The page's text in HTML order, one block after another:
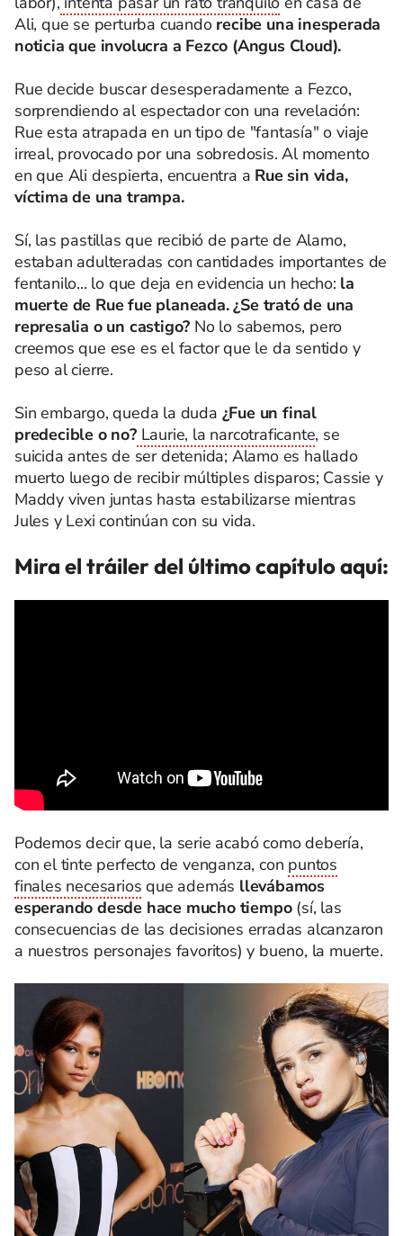
Ali, que se perturba cuando recibe una inesperada
noticia que involucra a Fezco (Angus Cloud).
Rue decide buscar desesperadamente a Fezco,
sorprendiendo al espectador con una revelación:
Rue esta atrapada en un tipo de "fantasía" o viaje
irreal, provocado por una sobredosis. Al momento
en que Ali despierta, encuentra a Rue sin vida,
víctima de una trampa.
Sí, las pastillas que recibió de parte de Alamo,
estaban adulteradas con cantidades importantes de
fentanilo... lo que deja en evidencia un hecho: la
muerte de Rue fue planeada. ¿Se trató de una
represalia o un castigo? No lo sabemos, pero
creemos que ese es el factor que le da sentido y
peso al cierre.
Sin embargo, queda la duda ¿Fue un final
predecible o no? Laurie, la narcotraficante, se
suicida antes de ser detenida; Alamo es hallado
muerto luego de recibir múltiples disparos; Cassie y
Maddy viven juntas hasta estabilizarse mientras
Jules y Lexi continúan con su vida.
Mira el tráiler del último capítulo aquí:
Podemos decir que, la serie acabó como debería,
con el tinte perfecto de venganza, con puntos
finales necesarios que además llevábamos
esperando desde hace mucho tiempo(sí, las
consecuencias de las decisiones erradas alcanzaron
a nuestros personajes favoritos) y bueno, la muerte.